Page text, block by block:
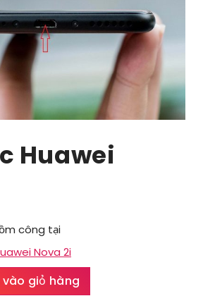
Huawei
công tại
Nova 2i
vào giỏ hàng